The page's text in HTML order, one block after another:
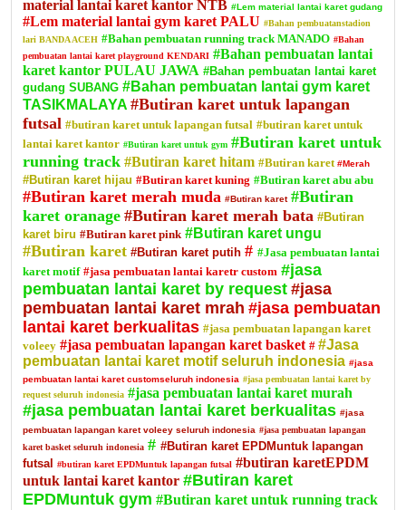
material lantai karet kantor NTB #Lem material lantai karet gudang
#Lem material lantai gym karet PALU #Bahan pembuatanstadion
lari BANDA ACEH #Bahan pembuatan running track MANADO #Bahan
pembuatan lantai karet playground KENDARI #Bahan pembuatan lantai
karet kantor PULAU JAWA #Bahan pembuatan lantai karet
gudang SUBANG #Bahan pembuatan lantai gym karet
TASIKMALAYA #Butiran karet untuk lapangan
futsal #butiran karet untuk lapangan futsal #butiran karet untuk
lantai karet kantor #Butiran karet untuk gym #Butiran karet untuk
running track #Butiran karet hitam #Butiran karet#Merah
#Butiran karet hijau #Butiran karet kuning #Butiran karet abu abu
#Butiran karet merah muda #Butiran karet #Butiran
karet oranage #Butiran karet merah bata #Butiran
karet biru #Butiran karet pink #Butiran karet ungu
#Butiran karet #Butiran karet putih # #Jasa pembuatan lantai
karet motif #jasa pembuatan lantai karetr custom #jasa
pembuatan lantai karet by request #jasa
pembuatan lantai karet mrah #jasa pembuatan
lantai karet berkualitas #jasa pembuatan lapangan karet
voleey #jasa pembuatan lapangan karet basket # #Jasa
pembuatan lantai karet motif seluruh indonesia #jasa
pembuatan lantai karet customseluruh indonesia #jasa pembuatan lantai karet by
request seluruh indonesia #jasa pembuatan lantai karet murah
#jasa pembuatan lantai karet berkualitas #jasa
pembuatan lapangan karet voleey seluruh indonesia #jasa pembuatan lapangan
karet basket seluruh indonesia # #Butiran karet EPDMuntuk lapangan
futsal
#butiran karet EPDMuntuk lapangan futsal #butiran karetEPDM
untuk lantai karet kantor #Butiran karet
EPDMuntuk gym #Butiran karet untuk running track